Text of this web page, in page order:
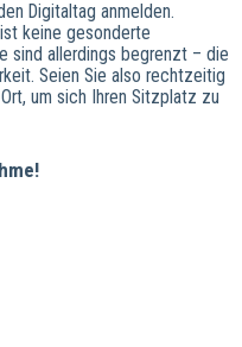
Digitaltag anmelden.
keine gesonderte
sind allerdings begrenzt – die
Seien Sie also rechtzeitig
um sich Ihren Sitzplatz zu